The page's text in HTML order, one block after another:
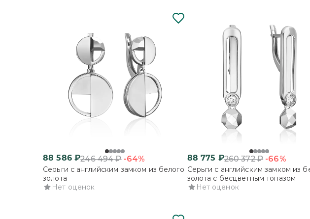
88 586₽246 494₽ -64%
Серьги с английским замком из белого
золота
Нет оценок
88 775 ₽260 372₽ -66%
Серьги с английским замком из
золота с бесцветным топазом
Нет оценок